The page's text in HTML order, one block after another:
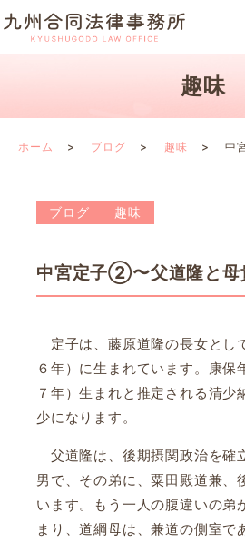
趣味
ホーム ブログ 趣味 中
ブログ 趣味
中宮定子②〜父道隆と母
定子は、藤原道隆の長女とし
６年）に生まれています。康保
７年）生まれと推定される清少
少になります。
父道隆は、後期摂関政治を確
男で、その弟に、粟田殿道兼、
います。もう一人の腹違いの弟
まり、道綱母は、兼道の側室で